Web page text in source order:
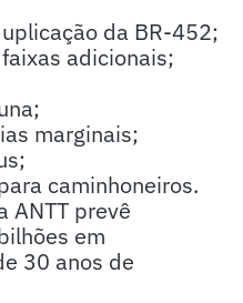
da BR-452;
adicionais;
marginais;
caminhoneiros.
ANTT prevê
em
30 anos de